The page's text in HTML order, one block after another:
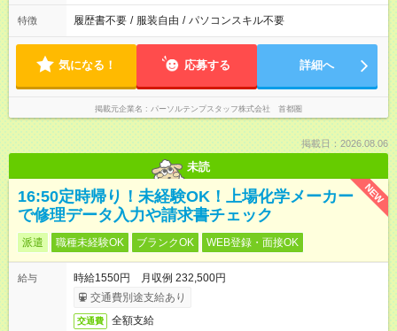
特徴 履歴書不要 / 服装自由 / パソコンスキル不要
気になる！ 応募する 詳細へ
掲載元企業名 パーソルテンプスタッフ株式会社 首都圏
掲載日：2026.08.06
未読
NEW
16:50定時帰り！未経験OK！上場化学メーカー
で修理データ入力や請求書チェック
派遣 職種未経験OK ブランクOK WEB登録・面接OK
給与
時給1550円 月収例 232,500円
交通費別途支給あり
交通費 全額支給